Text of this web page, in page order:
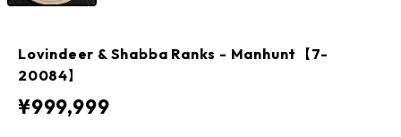
Lovindeer & Shabba Ranks - Manhunt【7-
20084】
¥999,999